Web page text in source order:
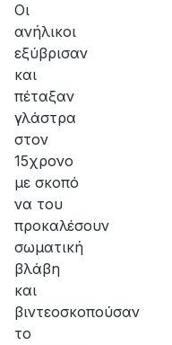
Οι
ανήλικοι
εξύβρισαν
και
πέταξαν
γλάστρα
στον
15χρονο
με σκοπό
να του
προκαλέσουν
σωματική
βλάβη
και
βιντεοσκοπούσαν
το